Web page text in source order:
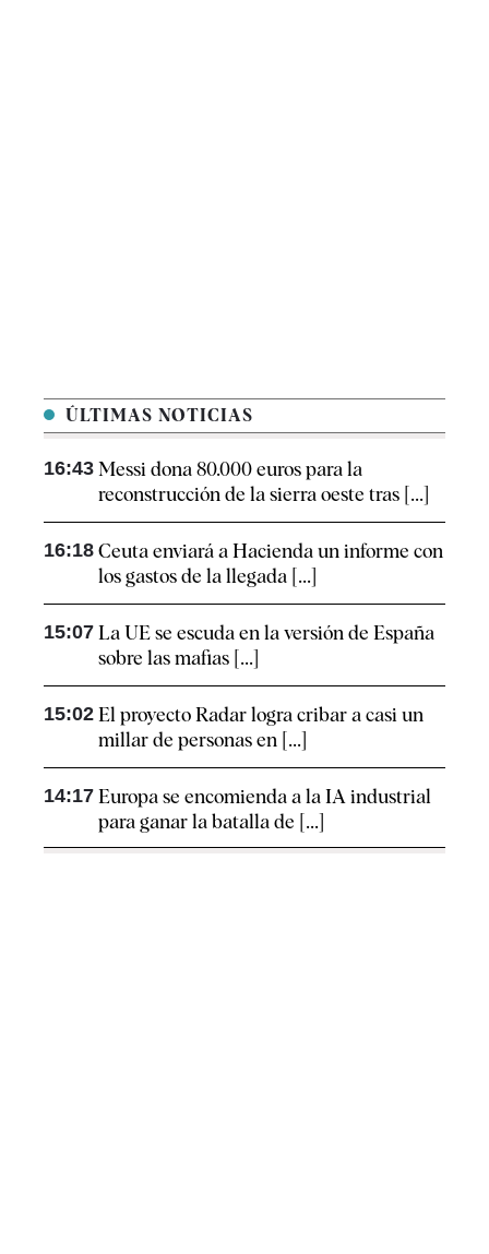
ÚLTIMAS NOTICIAS
16:43 Messi dona 80.000 euros para la
reconstrucción de la sierra oeste tras [...]
16:18 Ceuta enviará a Hacienda un informe con
los gastos de la llegada [...]
15:07 La UE se escuda en la versión de España
sobre las mafias [...]
15:02 El proyecto Radar logra cribar a casi un
millar de personas en [...]
14:17 Europa se encomienda a la IA industrial
para ganar la batalla de [...]